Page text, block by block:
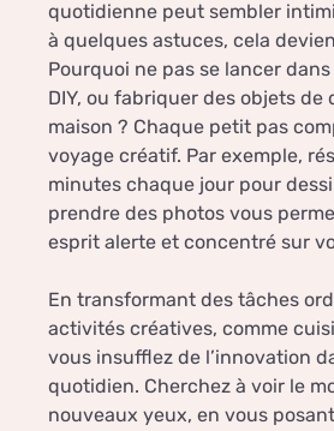
quotidienne peut sembler
à quelques astuces, cela
Pourquoi ne pas se lancer
DIY, ou fabriquer des objets de
maison ? Chaque petit pas
voyage créatif. Par exemple,
minutes chaque jour pour
prendre des photos vous
esprit alerte et concentré sur
En transformant des tâches
activités créatives, comme
vous insufflez de l’innovation
quotidien. Cherchez à voir le
nouveaux yeux, en vous